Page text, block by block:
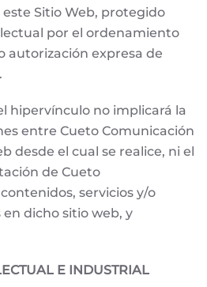
Sitio Web, protegido
por el ordenamiento
autorización expresa de
hipervínculo no implicará la
entre Cueto Comunicación
desde el cual se realice, ni el
de Cueto
servicios y/o
dicho sitio web, y
E INDUSTRIAL